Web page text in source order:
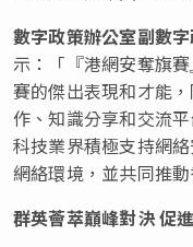
數字政策辦公室副數
示：「『港網安奪旗
賽的傑出表現和才能
作、知識分享和交流
科技業界積極支持網
網絡環境，並共同推
群英薈萃巔峰對決 促